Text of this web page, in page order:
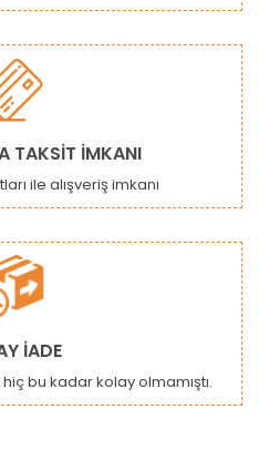
TAKSİT İMKANI
ile alışveriş imkanı
İADE
bu kadar kolay olmamıştı.